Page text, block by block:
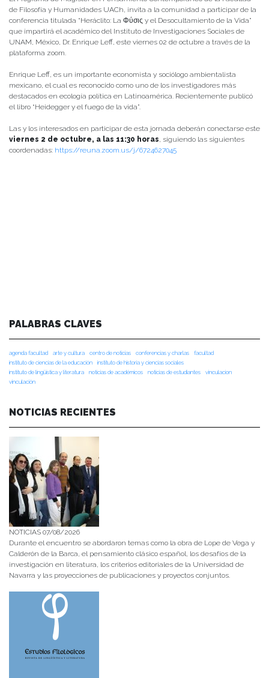
de Filosofía y Humanidades UACh, invita a la comunidad a participar de la
conferencia titulada “Heráclito: La Φύσις y el Desocultamiento de la Vida”
que impartirá el académico del Instituto de Investigaciones Sociales de
UNAM, México, Dr. Enrique Leff, este viernes 02 de octubre a través de la
plataforma zoom.
Enrique Leff, es un importante economista y sociólogo ambientalista
mexicano, el cual es reconocido como uno de los investigadores más
destacados en ecología política en Latinoamérica. Recientemente publicó
el libro “Heidegger y el fuego de la vida”.
Las y los interesados en participar de esta jornada deberán conectarse este
viernes 2 de octubre, a las 11:30 horas, siguiendo las siguientes
coordenadas: https://reuna.zoom.us/j/6724627045
PALABRAS CLAVES
agenda facultad arte y cultura centro de noticias conferencias y charlas
facultad
instituto de ciencias de la educación
instituto de historia y ciencias sociales
instituto de lingüística y literatura
noticias de académicos noticias de estudiantes
vinculacion
vinculación
NOTICIAS RECIENTES
NOTICIAS 07/08/2026
Durante el encuentro se abordaron temas como la obra de Lope de Vega y
Calderón de la Barca, el pensamiento clásico español, los desafíos de la
investigación en literatura, los criterios editoriales de la Universidad de
Navarra y las proyecciones de publicaciones y proyectos conjuntos.